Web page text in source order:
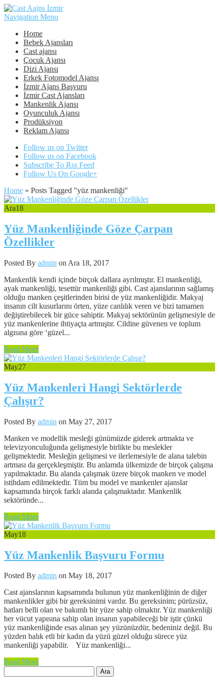
Navigation Menu
Home
Bebek Ajansları
Cast ajansı
Çocuk Ajansı
Dizi Ajansı
Erkek Fotomodel Ajansı
İzmir Ajans Başvuru
İzmir Cast Ajansları
Mankenlik Ajansı
Oyunculuk Ajansı
Prodüksiyon
Reklam Ajansı
Follow us on Twitter
Follow us on Facebook
Subscribe To Rss Feed
Follow Us On Google+
Home » Posts Tagged "yüz mankenliği"
Ara18
Yüz Mankenliğinde Göze Çarpan
Özellikler
Posted By admin on Ara 18, 2017
Mankenlik kendi içinde birçok dallara ayrılmıştır. El mankenliği,
ayak mankenliği, tesettür mankenliği gibi. Cast ajanslarının sağlamış
olduğu manken çeşitlerinden birisi de yüz mankenliğidir. Makyaj
insanın cilt kusurlarını örten, yüze canlılık veren ve bizi tamamen
değiştirebilecek bir güce sahiptir. Makyaj sektörünün gelişmesiyle de
yüz mankenlerine ihtiyaçta artmıştır. Cildine güvenen ve toplum
algısına göre ‘güzel...
Read More
May27
Yüz Mankenleri Hangi Sektörlerde
Çalışır?
Posted By admin on May 27, 2017
Manken ve modellik mesleği günümüzde giderek artmakta ve
televizyonculuğunda gelişmesiyle birlikte bu meslekler
gelişmektedir. Mesleğin gelişmesi ve ilerlemesiyle de alana talebin
artması da gerçekleşmiştir. Bu anlamda ülkemizde de birçok çalışma
yapılmaktadır. Bu alanda çalışmak üzere birçok manken ve model
istihdam edilmektedir. Tüm bu model ve mankenler ajanslar
kapsamında birçok farklı alanda çalışmaktadır. Mankenlik
sektöründe...
Read More
May18
Yüz Mankenlik Başvuru Formu
Posted By admin on May 18, 2017
Cast ajanslarının kapsamında bulunun yüz mankenliğinin de diğer
mankenlikler gibi bir gereksinimi vardır. Bu gereksinim; pürüzsüz,
hatları belli olan ve bakımlı bir yüze sahip olmaktır. Yüz mankenliği
her vücut yapısına sahip olan insanın yapabileceği bir iştir çünkü
yüz mankenliğinde esas alınan şey yüzünüzdür, bedeniniz değil. Bu
yüzden balık etli bir kadın da yüzü güzel olduğu sürece yüz
mankenliği yapabilir. Yüz mankenliği...
Read More